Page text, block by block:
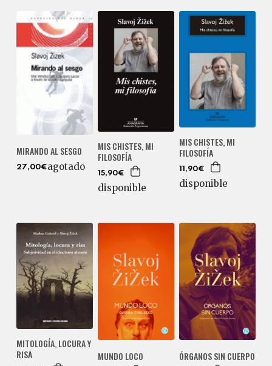
MIRANDO AL SESGO
27,00€agotado
MIS CHISTES, MI
FILOSOFÍA
15,90€
disponible
MIS CHISTES, MI
FILOSOFÍA
11,90€
disponible
MITOLOGÍA, LOCURA Y
RISA
MUNDO LOCO ÓRGANOS SIN CUERPO